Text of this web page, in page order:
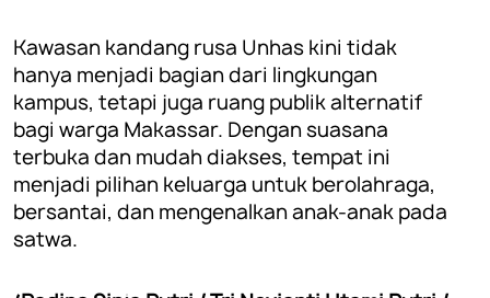
Kawasan kandang rusa Unhas kini tidak
hanya menjadi bagian dari lingkungan
kampus, tetapi juga ruang publik alternatif
bagi warga Makassar. Dengan suasana
terbuka dan mudah diakses, tempat ini
menjadi pilihan keluarga untuk berolahraga,
bersantai, dan mengenalkan anak-anak pada
satwa.